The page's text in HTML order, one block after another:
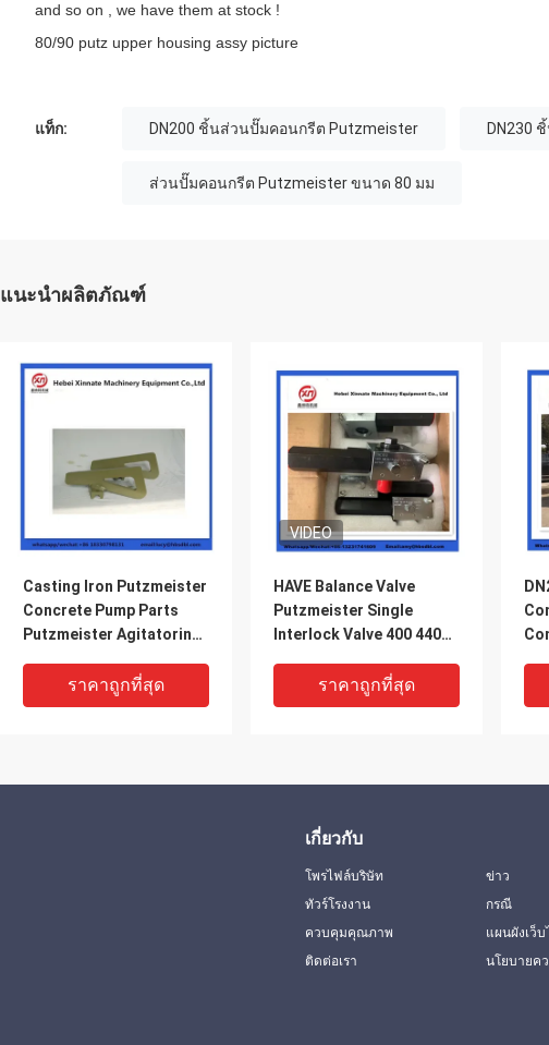
and so on , we have them at stock !
80/90 putz upper housing assy picture
แท็ก: DN200 ชิ้นส่วนปั๊มคอนกรีต Putzmeister DN230
ส่วนปั๊มคอนกรีต Putzmeister ขนาด 80 มม
แนะนำผลิตภัณฑ์
Casting Iron Putzmeister
Concrete Pump Parts
Putzmeister Agitatoring
ราคาถูกที่สุด
VIDEO
HAVE Balance Valve
Putzmeister Single
Interlock Valve 400 440
Concrete Pump
ราคาถูกที่สุด
เกี่ยวกับ
โพรไฟล์บริษัท
ทัวร์โรงงาน
ควบคุมคุณภาพ
ติดต่อเรา
ข่าว
กรณี
แผนผังเว็
นโยบายค